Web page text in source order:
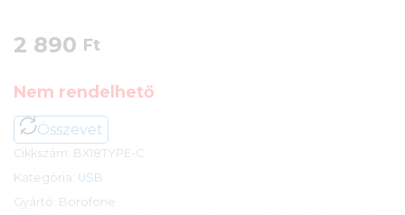
2 890 Ft
Nem rendelhető
Összevet
Cikkszám: BX18TYPE-C
Kategória: USB
Gyártó: Borofone